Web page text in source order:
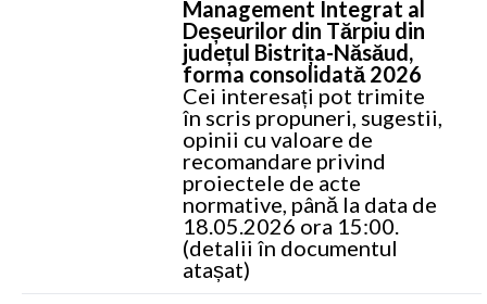
Management Integrat al
Deșeurilor din Tărpiu din
județul Bistrița-Năsăud,
forma consolidată 2026
Cei interesați pot trimite
în scris propuneri, sugestii,
opinii cu valoare de
recomandare privind
proiectele de acte
normative, până la data de
18.05.2026 ora 15:00.
(detalii în documentul
atașat)